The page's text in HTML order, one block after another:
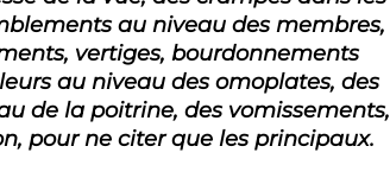
au niveau des membres,
vertiges, bourdonnements
au niveau des omoplates, des
de la poitrine, des vomissements,
pour ne citer que les principaux.